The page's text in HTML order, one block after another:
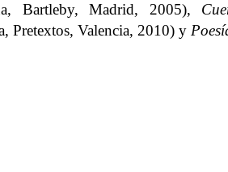
Bartleby, Madrid, 2005),
Pretextos, Valencia, 2010) y